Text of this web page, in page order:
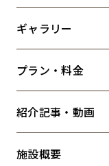
ギャラリー
プラン・料金
紹介記事・動画
施設概要